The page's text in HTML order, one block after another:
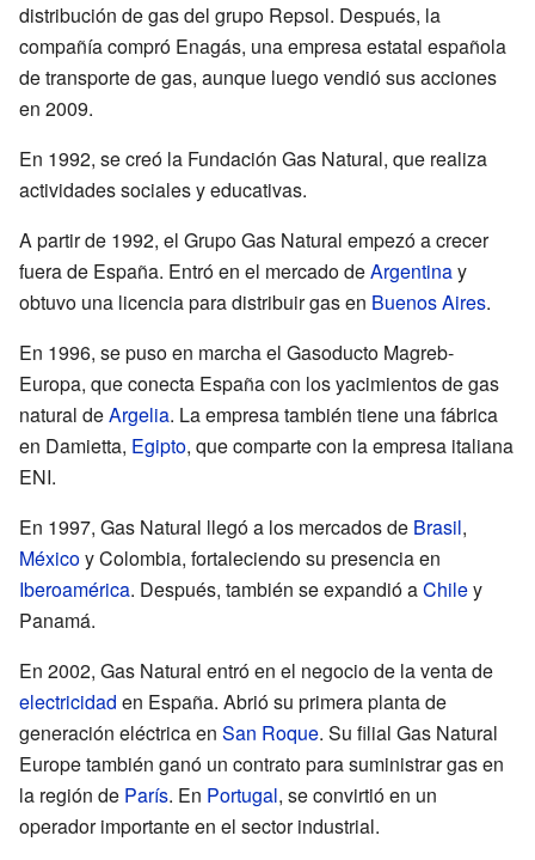
distribución de gas del grupo Repsol. Después, la
compañía compró Enagás, una empresa estatal española
de transporte de gas, aunque luego vendió sus acciones
en 2009.
En 1992, se creó la Fundación Gas Natural, que realiza
actividades sociales y educativas.
A partir de 1992, el Grupo Gas Natural empezó a crecer
fuera de España. Entró en el mercado deArgentinay
obtuvo una licencia para distribuir gas en Buenos Aires.
En 1996, se puso en marcha el Gasoducto Magreb-
Europa, que conecta España con los yacimientos de gas
natural deArgelia. La empresa también tiene una fábrica
en Damietta, Egipto, que comparte con la empresa italiana
ENI.
En 1997, Gas Natural llegó a los mercados de Brasil,
Méxicoy Colombia, fortaleciendo su presencia en
Iberoamérica. Después, también se expandió aChiley
Panamá.
En 2002, Gas Natural entró en el negocio de la venta de
electricidad en España. Abrió su primera planta de
generación eléctrica en San Roque. Su filial Gas Natural
Europe también ganó un contrato para suministrar gas en
la región de París. En Portugal, se convirtió en un
operador importante en el sector industrial.